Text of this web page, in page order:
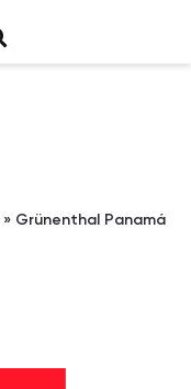
» Grünenthal Panamá